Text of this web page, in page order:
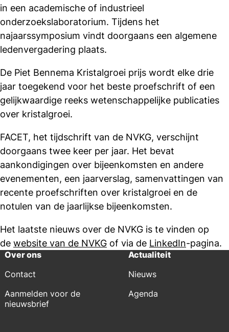
in een academische of industrieel
onderzoekslaboratorium. Tijdens het
najaarssymposium vindt doorgaans een algemene
ledenvergadering plaats.
De Piet Bennema Kristalgroei prijs wordt elke drie
jaar toegekend voor het beste proefschrift of een
gelijkwaardige reeks wetenschappelijke publicaties
over kristalgroei.
FACET, het tijdschrift van de NVKG, verschijnt
doorgaans twee keer per jaar. Het bevat
aankondigingen over bijeenkomsten en andere
evenementen, een jaarverslag, samenvattingen van
recente proefschriften over kristalgroei en de
notulen van de jaarlijkse bijeenkomsten.
Het laatste nieuws over de NVKG is te vinden op
de website van de NVKG of via de LinkedIn-pagina.
Over ons
Contact
Aanmelden voor de
nieuwsbrief
Actualiteit
Nieuws
Agenda